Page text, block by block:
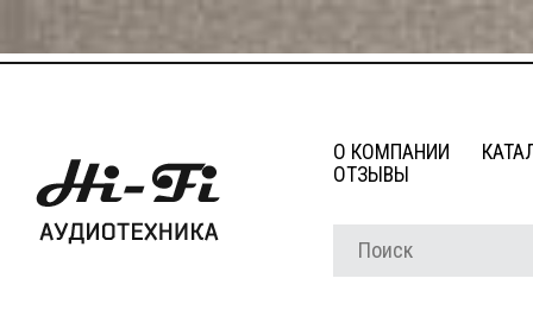
О КОМПАНИИ
ОТЗЫВЫ